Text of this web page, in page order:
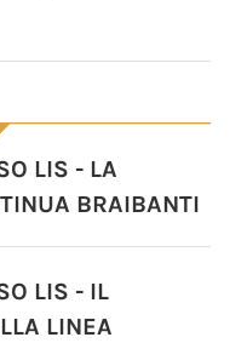
LIS - LA
BRAIBANTI
LIS - IL
LINEA